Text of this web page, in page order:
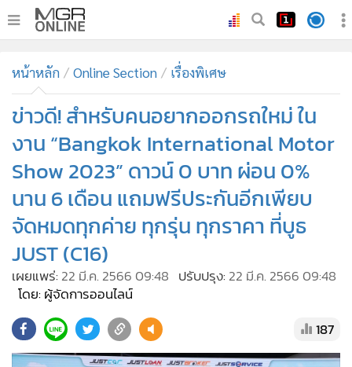
ทันเหตุการณ์
• ภาคใต้
Online Section
• บันเทิง
• ผู้จัดการรายวัน
• คอลัมนิสต์
• ละคร
• CbizReview
Cyber BIZ
• ผู้จัดกวน
• Good health & Well-being
หน้าหลัก Online Section เรื่องพิเศษ
ข่าวดี! สำหรับคนอยากออกรถใหม่ ใน
งาน “Bangkok International Motor
Show 2023” ดาวน์ 0 บาท ผ่อน 0%
นาน 6 เดือน แถมฟรีประกันอีกเพียบ
จัดหมดทุกค่าย ทุกรุ่น ทุกราคา ที่บูธ
JUST (C16)
เผยแพร่: 22 มี.ค. 2566 09:48 ปรับปรุง: 22 มี.ค. 2566 09:48
โดย: ผู้จัดการออนไลน์
187